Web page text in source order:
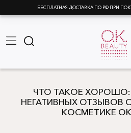
БЕСПЛАТНАЯ ДОСТАВКА ПО РФ ПРИ
ЧТО ТАКОЕ ХОРОШО:
НЕГАТИВНЫХ ОТЗЫВОВ
КОСМЕТИКЕ OK